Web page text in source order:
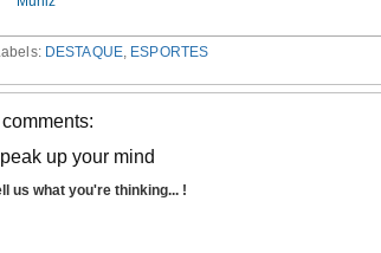
DESTAQUE, ESPORTES
up your mind
us what you're thinking... !